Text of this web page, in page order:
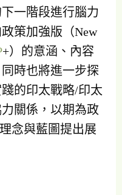
一階段進行腦力
策加強版（New
+）的意涵、內容
時也將進一步探
的印太戰略/印太
關係，以期為政
念與藍圖提出展